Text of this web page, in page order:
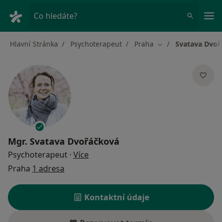
Co hledáte?
Hlavní Stránka Psychoterapeut Praha Změna města
Svatava
Mgr. Svatava Dvořáčková
Psychoterapeut · Více
Praha 1 adresa
Kontaktní údaje